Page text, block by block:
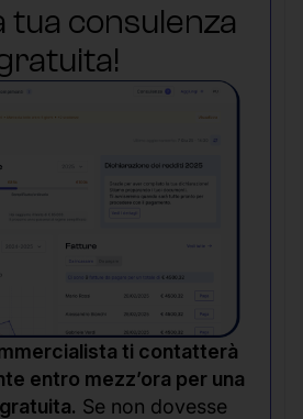
tua consulenza
ti contatterà
entro mezz’ora per una
Se non dovesse